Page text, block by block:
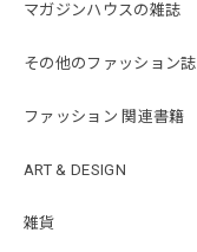
マガジンハウスの雑誌
その他のファッション誌
ファッション 関連書籍
ART & DESIGN
雑貨